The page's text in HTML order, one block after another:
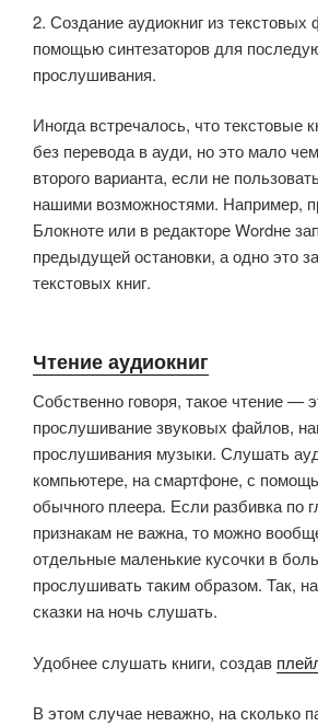
2. Создание аудиокниг из текстовых
помощью синтезаторов для
прослушивания.
Иногда встречалось, что текстовые
без перевода в ауди, но это мало
второго варианта, если не
нашими возможностями. Например,
Блокноте или в редакторе Wordне
предыдущей остановки, а одно это
текстовых книг.
Чтение аудиокниг
Собственно говоря, такое чтение —
прослушивание звуковых файлов,
прослушивания музыки. Слушать
компьютере, на смартфоне, с
обычного плеера. Если разбивка по
признакам не важна, то можно
отдельные маленькие кусочки в
прослушивать таким образом. Так,
сказки на ночь слушать.
Удобнее слушать книги, создав
В этом случае неважно, на сколько